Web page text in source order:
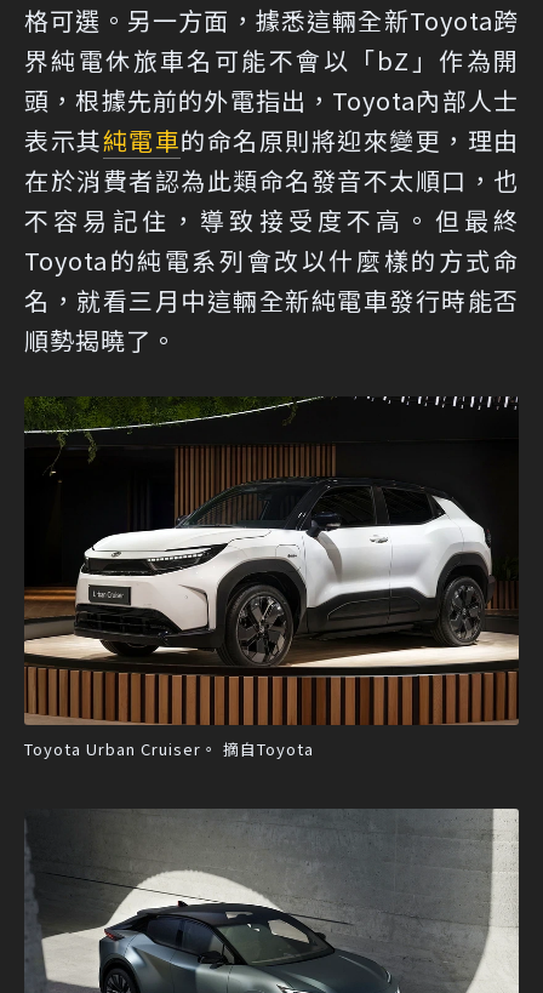
格可選。另一方面，據悉這輛全新Toyota跨
界純電休旅車名可能不會以「bZ」作為開
頭，根據先前的外電指出，Toyota內部人士
表示其純電車的命名原則將迎來變更，理由
在於消費者認為此類命名發音不太順口，也
不容易記住，導致接受度不高。但最終
Toyota的純電系列會改以什麼樣的方式命
名，就看三月中這輛全新純電車發行時能否
順勢揭曉了。
Toyota Urban Cruiser。 摘自Toyota